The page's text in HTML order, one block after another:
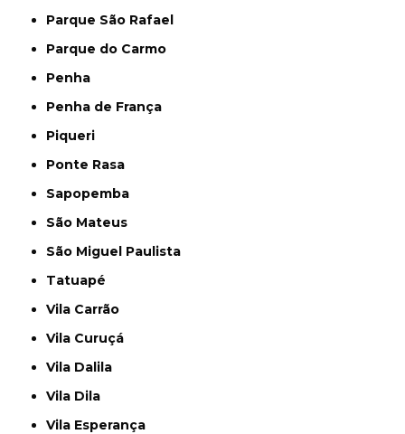
Parque São Rafael
Parque do Carmo
Penha
Penha de França
Piqueri
Ponte Rasa
Sapopemba
São Mateus
São Miguel Paulista
Tatuapé
Vila Carrão
Vila Curuçá
Vila Dalila
Vila Dila
Vila Esperança